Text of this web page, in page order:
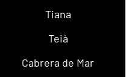
Tiana
Teià
Cabrera de Mar